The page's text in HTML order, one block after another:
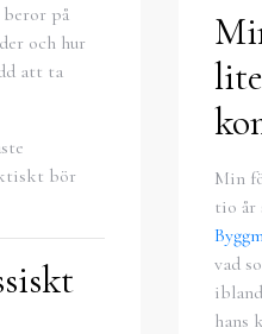
på
och hur
att ta
bör
Min
tio år
vad
hans